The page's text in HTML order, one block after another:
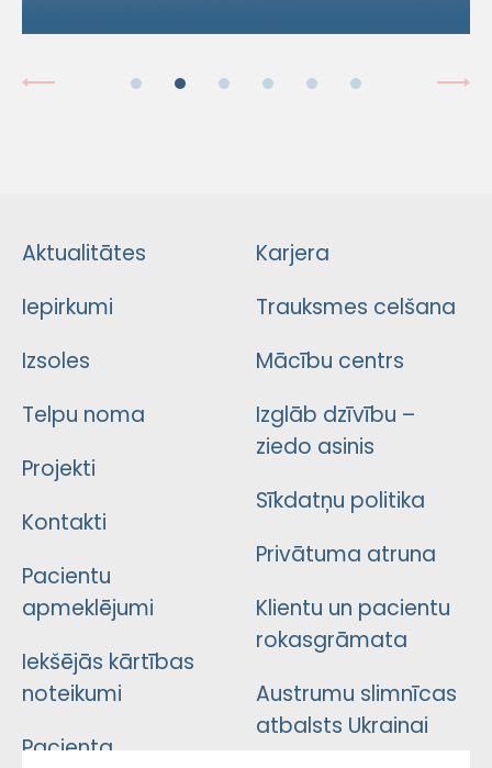
Aktualitātes
Iepirkumi
Izsoles
Telpu noma
Projekti
Kontakti
Pacientu
apmeklējumi
Iekšējās kārtības
noteikumi
Pacienta
Karjera
Trauksmes celšana
Mācību centrs
Izglāb dzīvību –
ziedo asinis
Sīkdatņu politika
Privātuma atruna
Klientu un pacientu
rokasgrāmata
Austrumu slimnīcas
atbalsts Ukrainai